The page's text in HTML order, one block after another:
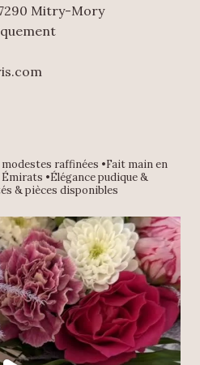
Mitry-Mory
raffinées •Fait main en
Émirats •Élégance pudique &
& pièces disponibles